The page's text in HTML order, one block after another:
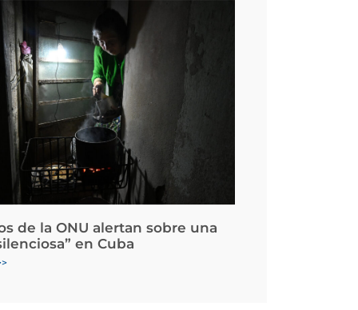
de la ONU alertan sobre una
en Cuba